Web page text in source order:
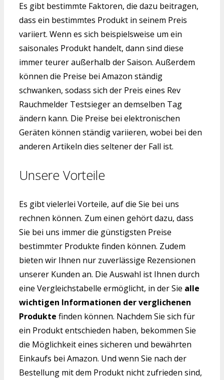
Es gibt bestimmte Faktoren, die dazu beitragen,
dass ein bestimmtes Produkt in seinem Preis
variiert. Wenn es sich beispielsweise um ein
saisonales Produkt handelt, dann sind diese
immer teurer außerhalb der Saison. Außerdem
können die Preise bei Amazon ständig
schwanken, sodass sich der Preis eines Rev
Rauchmelder Testsieger an demselben Tag
ändern kann. Die Preise bei elektronischen
Geräten können ständig variieren, wobei bei den
anderen Artikeln dies seltener der Fall ist.
Unsere Vorteile
Es gibt vielerlei Vorteile, auf die Sie bei uns
rechnen können. Zum einen gehört dazu, dass
Sie bei uns immer die günstigsten Preise
bestimmter Produkte finden können. Zudem
bieten wir Ihnen nur zuverlässige Rezensionen
unserer Kunden an. Die Auswahl ist Ihnen durch
eine Vergleichstabelle ermöglicht, in der Sie alle
wichtigen Informationen der verglichenen
Produkte finden können. Nachdem Sie sich für
ein Produkt entschieden haben, bekommen Sie
die Möglichkeit eines sicheren und bewährten
Einkaufs bei Amazon. Und wenn Sie nach der
Bestellung mit dem Produkt nicht zufrieden sind,